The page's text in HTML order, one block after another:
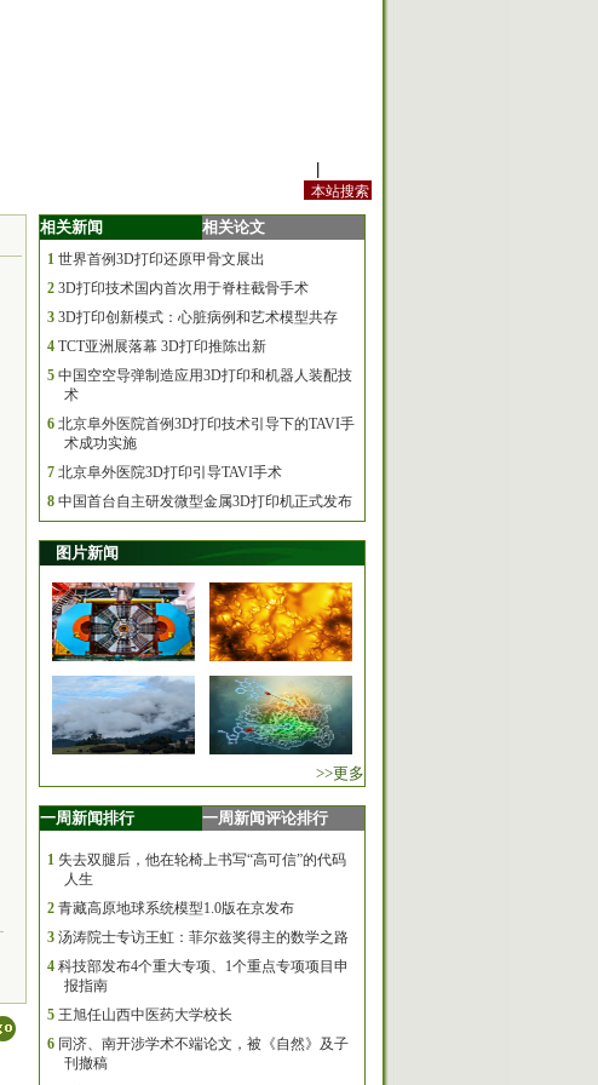
相关新闻 相关论文
1 世界首例3D打印还原甲骨文展出
2 3D打印技术国内首次用于脊柱截骨手术
3 3D打印创新模式：心脏病例和艺术模型共存
4 TCT亚洲展落幕 3D打印推陈出新
5 中国空空导弹制造应用3D打印和机器人装配技
术
6 北京阜外医院首例3D打印技术引导下的TAVI手
术成功实施
7 北京阜外医院3D打印引导TAVI手术
8 中国首台自主研发微型金属3D打印机正式发布
图片新闻
>>更多
一周新闻排行 一周新闻评论排行
1 失去双腿后，他在轮椅上书写“高可信”的代码
人生
2 青藏高原地球系统模型1.0版在京发布
3 汤涛院士专访王虹：菲尔兹奖得主的数学之路
4 科技部发布4个重大专项、1个重点专项项目申
报指南
5 王旭任山西中医药大学校长
6 同济、南开涉学术不端论文，被《自然》及子
刊撤稿